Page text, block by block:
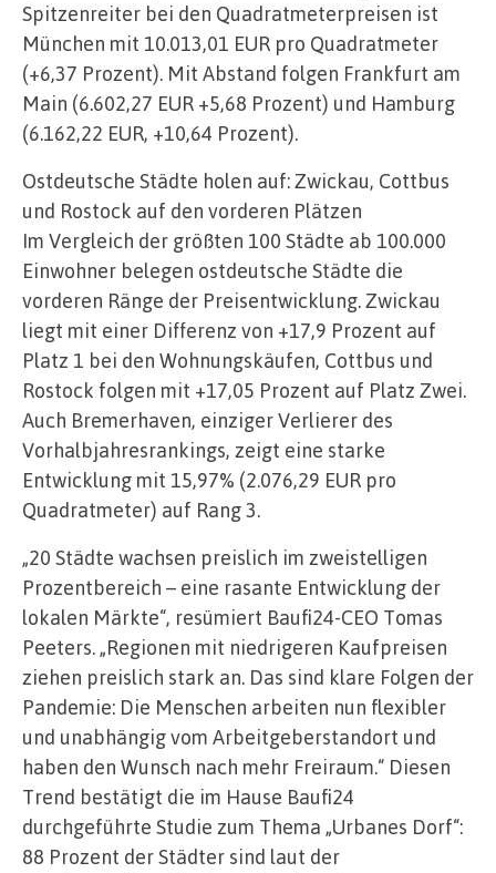
Spitzenreiter bei den Quadratmeterpreisen ist
München mit 10.013,01 EUR pro Quadratmeter
(+6,37 Prozent). Mit Abstand folgen Frankfurt am
Main (6.602,27 EUR +5,68 Prozent) und Hamburg
(6.162,22 EUR, +10,64 Prozent).
Ostdeutsche Städte holen auf: Zwickau, Cottbus
und Rostock auf den vorderen Plätzen
Im Vergleich der größten 100 Städte ab 100.000
Einwohner belegen ostdeutsche Städte die
vorderen Ränge der Preisentwicklung. Zwickau
liegt mit einer Differenz von +17,9 Prozent auf
Platz 1 bei den Wohnungskäufen, Cottbus und
Rostock folgen mit +17,05 Prozent auf Platz Zwei.
Auch Bremerhaven, einziger Verlierer des
Vorhalbjahresrankings, zeigt eine starke
Entwicklung mit 15,97% (2.076,29 EUR pro
Quadratmeter) auf Rang 3.
„20 Städte wachsen preislich im zweistelligen
Prozentbereich – eine rasante Entwicklung der
lokalen Märkte“, resümiert Baufi24-CEO Tomas
Peeters. „Regionen mit niedrigeren Kaufpreisen
ziehen preislich stark an. Das sind klare Folgen der
Pandemie: Die Menschen arbeiten nun flexibler
und unabhängig vom Arbeitgeberstandort und
haben den Wunsch nach mehr Freiraum.“ Diesen
Trend bestätigt die im Hause Baufi24
durchgeführte Studie zum Thema „Urbanes Dorf“:
88 Prozent der Städter sind laut der